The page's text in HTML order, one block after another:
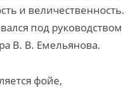
и величественность.
под руководством
В. В. Емельянова.
фойе,